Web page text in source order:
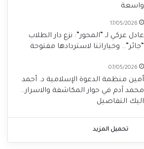
واسعة
17/05/2026
عادل عركي لـ “المحور”: نزع دار الطلاب
“جائر”.. وخياراتنا لاستردادها مفتوحة
07/05/2026
أمين منظمة الدعوة الإسلامية د. أحمد
محمد آدم في حوار المكاشفة والاسرار..
اليك التفاصيل
تحميل المزيد